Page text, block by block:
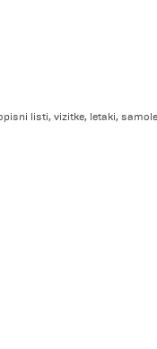
listi, vizitke, letaki,